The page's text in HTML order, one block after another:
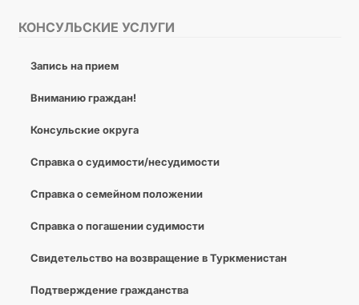
КОНСУЛЬСКИЕ УСЛУГИ
Запись на прием
Вниманию граждан!
Консульские округа
Справка о судимости/несудимости
Справка о семейном положении
Справка о погашении судимости
Cвидетельство на возвращение в Туркменистан
Подтверждение гражданства